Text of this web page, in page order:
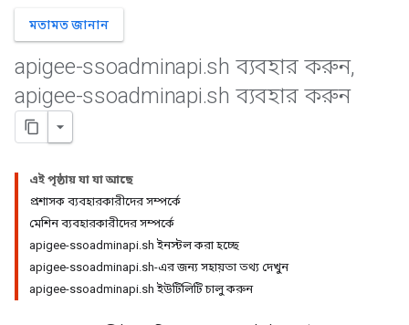
মতামত জানান
apigee-ssoadminapi.sh ব্যবহার করুন,
apigee-ssoadminapi.sh ব্যবহার করুন
এই পৃষ্ঠায় যা যা আছে
প্রশাসক ব্যবহারকারীদের সম্পর্কে
মেশিন ব্যবহারকারীদের সম্পর্কে
apigee-ssoadminapi.sh ইনস্টল করা হচ্ছে
apigee-ssoadminapi.sh-এর জন্য সহায়তা তথ্য দেখুন
apigee-ssoadminapi.sh ইউটিলিটি চালু করুন